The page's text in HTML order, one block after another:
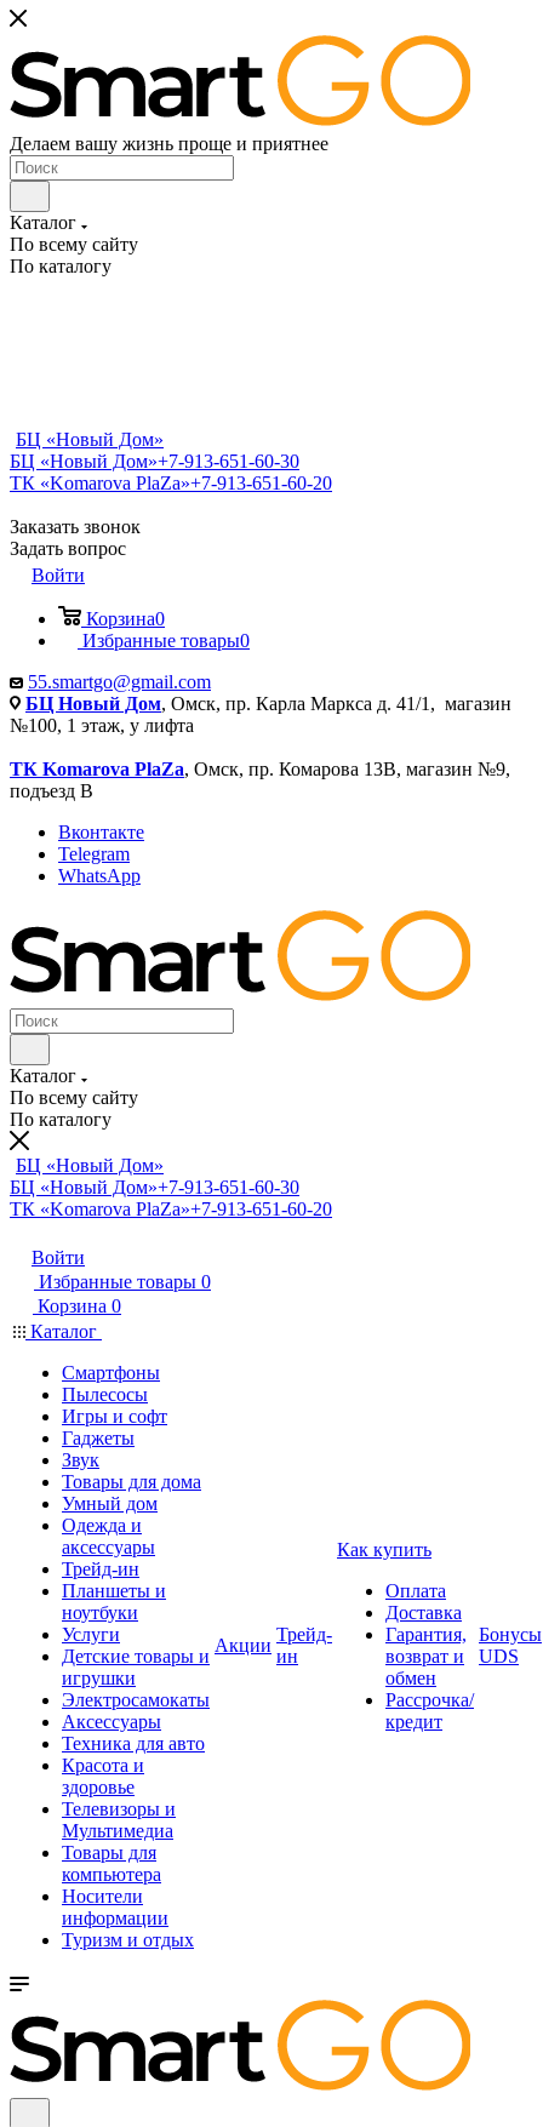
Делаем вашу жизнь проще и приятнее
Каталог
По всему сайту
По каталогу
БЦ «Новый Дом»
БЦ «Новый Дом»+7-913-651-60-30
ТК «Komarova PlaZa»+7-913-651-60-20
Заказать звонок
Задать вопрос
Войти
Корзина0
Избранные товары0
55.smartgo@gmail.com
БЦ Новый Дом, Омск, пр. Карла Маркса д. 41/1, магазин
№100, 1 этаж, у лифта
ТК Komarova PlaZa, Омск, пр. Комарова 13В, магазин №9,
подъезд В
Вконтакте
Telegram
WhatsApp
Каталог
По всему сайту
По каталогу
БЦ «Новый Дом»
БЦ «Новый Дом»+7-913-651-60-30
ТК «Komarova PlaZa»+7-913-651-60-20
Войти
Избранные товары 0
Корзина 0
Каталог
Смартфоны
Пылесосы
Игры и софт
Гаджеты
Звук
Товары для дома
Умный дом
Одежда и
аксессуары
Трейд-ин
Планшеты и
ноутбуки
Услуги
Детские товары и
игрушки
Электросамокаты
Аксессуары
Техника для авто
Красота и
здоровье
Телевизоры и
Мультимедиа
Товары для
компьютера
Носители
информации
Туризм и отдых
Акции
Трейд-
ин
Как купить
Оплата
Доставка
Гарантия,
возврат и
обмен
Рассрочка/
кредит
Бонусы
UDS